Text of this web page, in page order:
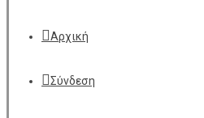
Αρχική
Σύνδεση